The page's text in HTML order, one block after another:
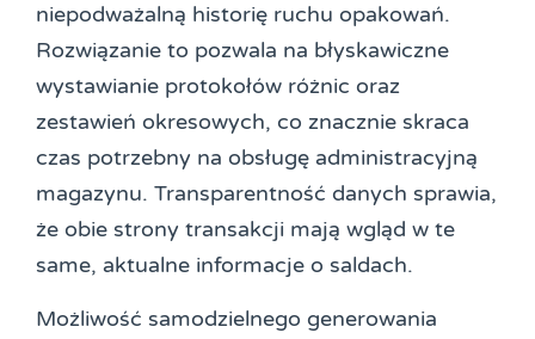
niepodważalną historię ruchu opakowań.
Rozwiązanie to pozwala na błyskawiczne
wystawianie protokołów różnic oraz
zestawień okresowych, co znacznie skraca
czas potrzebny na obsługę administracyjną
magazynu. Transparentność danych sprawia,
że obie strony transakcji mają wgląd w te
same, aktualne informacje o saldach.
Możliwość samodzielnego generowania